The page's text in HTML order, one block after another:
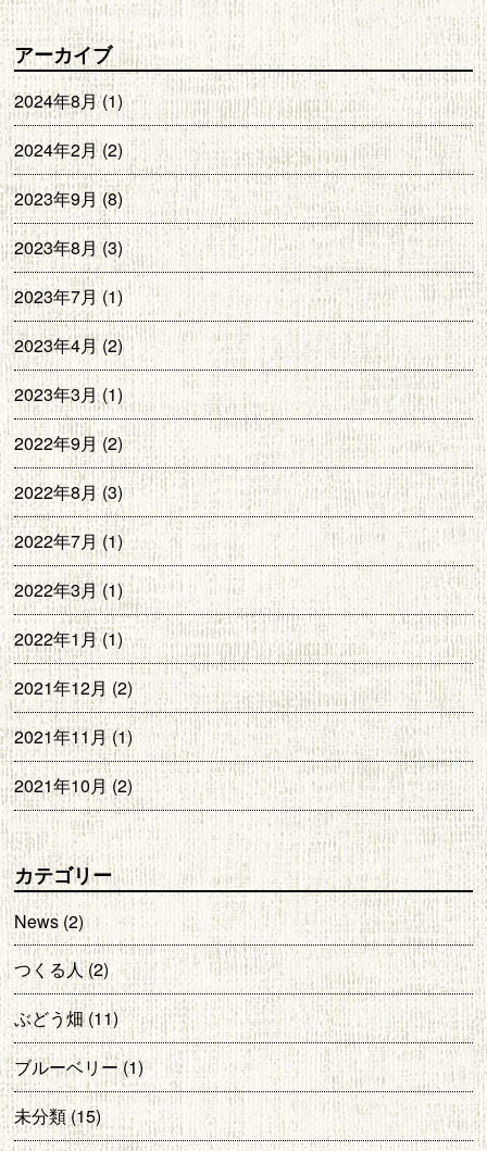
アーカイブ
2024年8月(1)
2024年2月(2)
2023年9月(8)
2023年8月(3)
2023年7月(1)
2023年4月(2)
2023年3月(1)
2022年9月(2)
2022年8月(3)
2022年7月(1)
2022年3月(1)
2022年1月(1)
2021年12月 (2)
2021年11月(1)
2021年10月(2)
カテゴリー
News(2)
つくる人(2)
ぶどう畑(11)
ブルーベリー(1)
未分類(15)